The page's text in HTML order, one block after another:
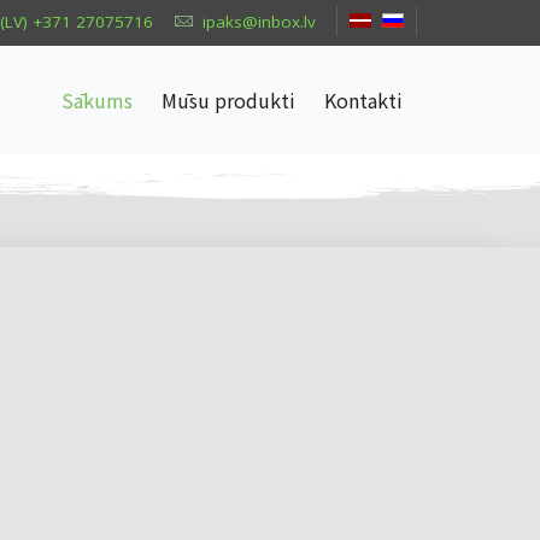
(LV) +371 27075716 ipaks@inbox.lv
Sākums Mūsu produkti Kontakti